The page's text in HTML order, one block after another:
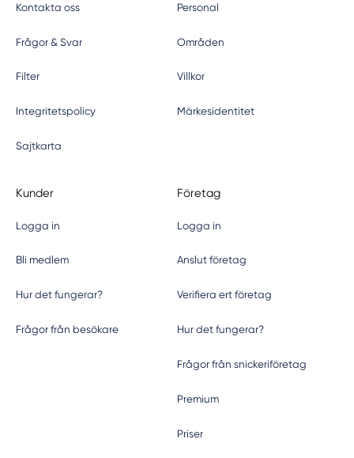
Kontakta oss Personal
Frågor & Svar Områden
Filter Villkor
Integritetspolicy Märkesidentitet
Sajtkarta
Kunder
Logga in
Bli medlem
Hur det fungerar?
Frågor från besökare
Företag
Logga in
Anslut företag
Verifiera ert företag
Hur det fungerar?
Frågor från snickeriföretag
Premium
Priser